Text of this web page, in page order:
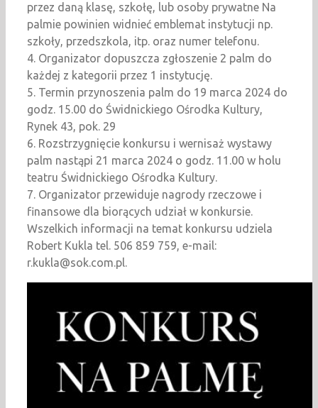
przez daną klasę, szkołę, lub osoby prywatne Na
palmie powinien widnieć emblemat instytucji np.
szkoły, przedszkola, itp. oraz numer telefonu.
4. Organizator dopuszcza zgłoszenie 2 palm do
każdej z kategorii przez 1 instytucję.
5. Termin przynoszenia palm do 19 marca 2024 do
godz. 15.00 do Świdnickiego Ośrodka Kultury,
Rynek 43, pok. 29
6. Rozstrzygnięcie konkursu i wernisaż wystawy
palm nastąpi 21 marca 2024 o godz. 11.00 w holu
teatru Świdnickiego Ośrodka Kultury.
7. Organizator przewiduje nagrody rzeczowe i
finansowe dla biorących udział w konkursie.
Wszelkich informacji na temat konkursu udziela
Robert Kukla tel. 506 859 759, e-mail:
r.kukla@sok.com.pl.